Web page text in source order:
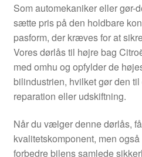
Levering
Min Konto
Om os
Vilkår og betingelser
Som automekaniker eller gør-
sætte pris på den holdbare
pasform, der kræves for at
Vores dørlås til højre bag
med omhu og opfylder de
bilindustrien, hvilket gør den
reparation eller udskiftning.
Når du vælger denne dørlås,
kvalitetskomponent, men
forbedre bilens samlede